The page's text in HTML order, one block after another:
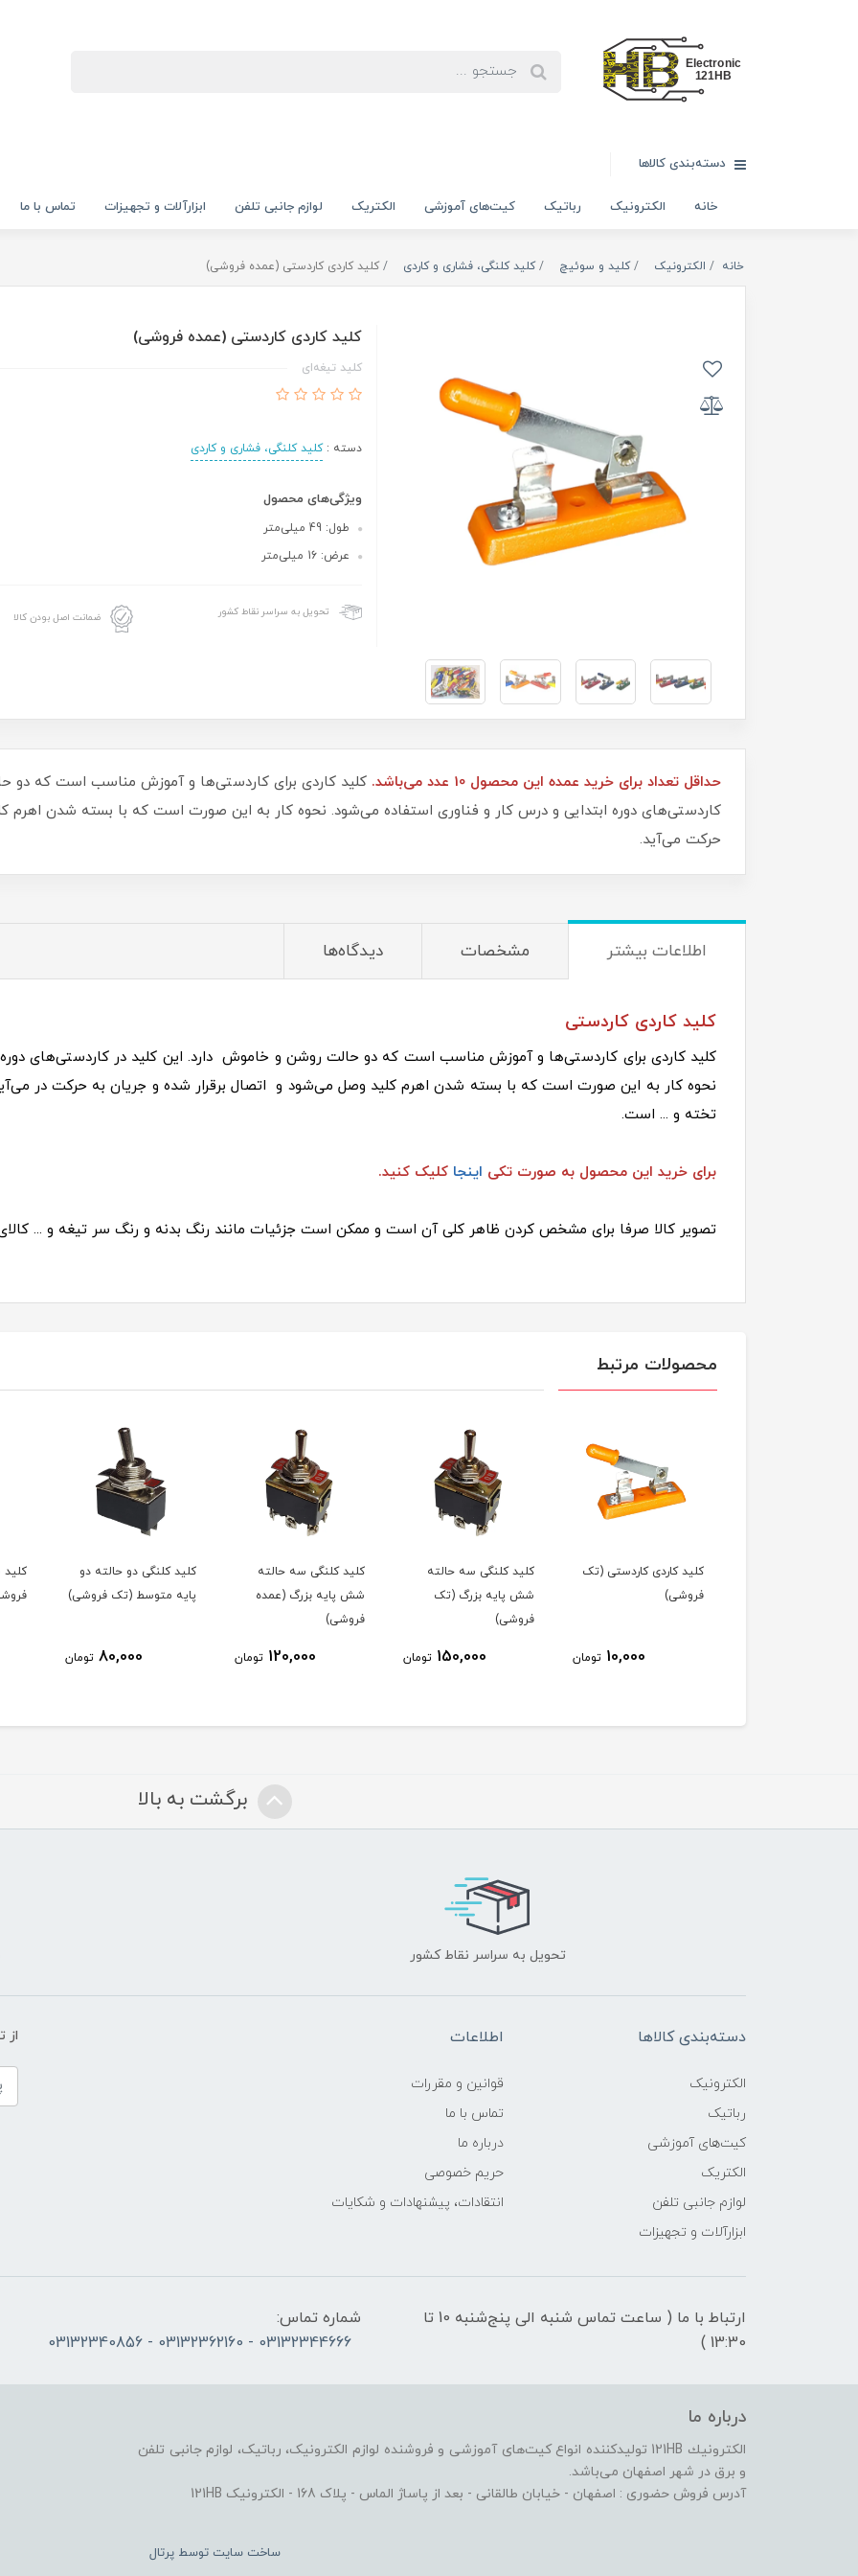
دسته‌بندی کالاها
خانه الکترونیک رباتیک کیت‌های آموزشی الکتریک لوازم جانبی تلفن ابزارآلات و تجهیزات تماس با ما
خانه الکترونیک كليد و سوئيچ کلید کلنگی، فشاری و کاردی کلید کاردی کاردستی (عمده فروشی)
کلید کاردی کاردستی (عمده فروشی)
کلید تیغه‌ای
دسته :کلید کلنگی، فشاری و کاردی
ویژگی‌های محصول
طول: 49 میلی‌متر
عرض: 16 میلی‌متر
تحویل به سراسر نقاط کشور ضمانت اصل بودن کالا
حداقل تعداد برای خرید عمده این محصول 10 عدد می‌باشد.
کلید کاردی برای کاردستی‌ها و آموزش مناسب است که دو
کاردستی‌های دوره ابتدایی و درس کار و فناوری استفاده می‌شود. نحوه کار به این صورت است که با بسته شدن اهرم
حرکت می‌آید.
اطلاعات بیشتر مشخصات دیدگاه‌ها
کلید کاردی کاردستی
کلید کاردی برای کاردستی‌ها و آموزش مناسب است که دو حالت روشن و خاموش دارد. این کلید در کاردستی‌های
تخته و ... است.
برای خرید این محصول به صورت تکی اینجا کلیک کنید.
تصویر کالا صرفا برای مشخص کردن ظاهر کلی آن است و ممکن است جزئیات مانند رنگ بدنه و رنگ سر تیغه و ...
محصولات مرتبط
کلید کلنگی سه حالته
شش پایه بزرگ (تک
150,000 تومان
کلید کلنگی سه حالته
شش پایه بزرگ (عمده
فروشی)
120,000 تومان
کلید کلنگی دو حالته دو
پایه متوسط (تک فروشی)
80,000 تومان
کلید مطالعه کاردستی (تک
فروشی)
10,000 تومان
برگشت به بالا
تحویل به سراسر نقاط کشور
دسته‌بندی کالاها
الکترونیک
رباتیک
کیت‌های آموزشی
الکتریک
لوازم جانبی تلفن
ابزارآلات و تجهیزات
اطلاعات
قوانين و مقررات
تماس با ما
درباره ما
حریم خصوصی
انتقادات، پیشنهادات و شکایات
از
ارتباط با ما ( ساعت تماس شنبه الی پنج‌شنبه 10 تا
13:30 )
شماره تماس:
03132344666 - 03132362160 - 03132340856
درباره ما
الكترونيك 121HB توليدكننده انواع کیت‌های آموزشی و فروشنده لوازم الکترونیک، رباتیک، لوازم جانبی تلفن
و برق در شهر اصفهان می‌باشد.
آدرس فروش حضوری : اصفهان - خیابان طالقانی - بعد از پاساژ الماس - پلاک 168 - الکترونیک 121HB
ساخت سایت توسطپرتال